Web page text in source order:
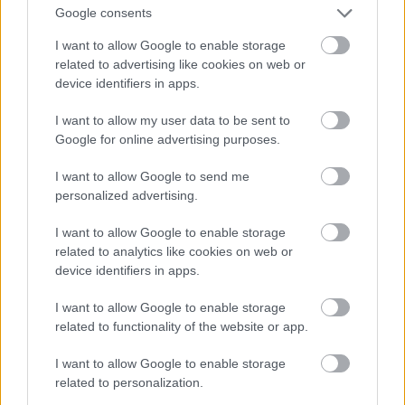
Google consents
I want to allow Google to enable storage
related to advertising like cookies on web or
device identifiers in apps.
I want to allow my user data to be sent to
Google for online advertising purposes.
I want to allow Google to send me
personalized advertising.
I want to allow Google to enable storage
related to analytics like cookies on web or
device identifiers in apps.
I want to allow Google to enable storage
related to functionality of the website or app.
I want to allow Google to enable storage
related to personalization.
Кузьмине
Beregszilvás
Munkácsi
Кутлаш
Kutlas
Huszti
Кучава
Németkucsova
Munkácsi
Кушниця
Kovácsrét
Ilosvai
Kustánfalva
Лавки
Lóka
Munkácsi
Лазещина
Mezőhát
Rahói
Timsor
Volóci
Лалове
Beregleányfalu
Лецовиця
Kislécfalva
Munkácsi
Липецька
Поляна
Lipcsemező
Perecsenyi
Липовець
Hárspatak
Huszti
Липча
Lipcse
Huszti
Лисичеве
Rókamező
Ilosvai
Лікіцари
Kurucvár
Perecsenyi
Unggesztenyés